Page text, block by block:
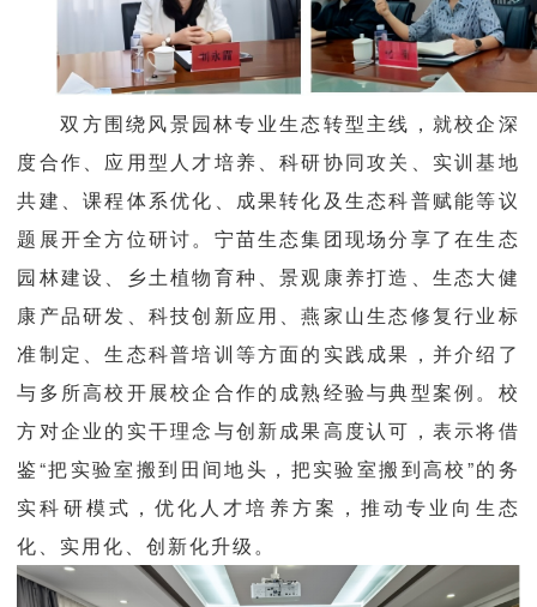
双方围绕风景园林专业生态转型主线，就校企深
度合作、应用型人才培养、科研协同攻关、实训基地
共建、课程体系优化、成果转化及生态科普赋能等议
题展开全方位研讨。宁苗生态集团现场分享了在生态
园林建设、乡土植物育种、景观康养打造、生态大健
康产品研发、科技创新应用、燕家山生态修复行业标
准制定、生态科普培训等方面的实践成果，并介绍了
与多所高校开展校企合作的成熟经验与典型案例。校
方对企业的实干理念与创新成果高度认可，表示将借
鉴“把实验室搬到田间地头，把实验室搬到高校”的务
实科研模式，优化人才培养方案，推动专业向生态
化、实用化、创新化升级。